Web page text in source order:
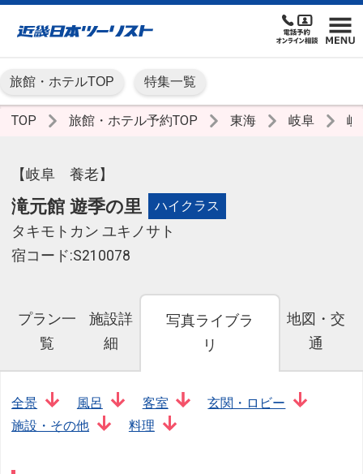
旅館・ホテルTOP 特集一覧
TOP 旅館・ホテル予約TOP 東海 岐阜 岐
【岐阜 養老】
滝元館 遊季の里 ハイクラス
タキモトカン ユキノサト
宿コード:S210078
プラン一
覧
施設詳
細
写真ライブラ
リ
地図・交
通
全景 風呂 客室
玄関・ロビー
施設・その他
料理